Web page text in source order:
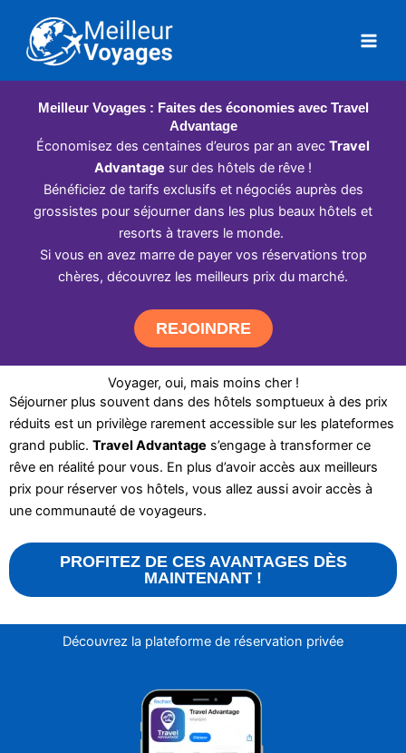
contenu
Meilleur Voyages : Faites des économies avec Travel
Advantage
Économisez des centaines d’euros par an avec Travel
Advantage sur des hôtels de rêve !
Bénéficiez de tarifs exclusifs et négociés auprès des
grossistes pour séjourner dans les plus beaux hôtels et
resorts à travers le monde.
Si vous en avez marre de payer vos réservations trop
chères, découvrez les meilleurs prix du marché.
REJOINDRE
Voyager, oui, mais moins cher !
Séjourner plus souvent dans des hôtels somptueux à des prix
réduits est un privilège rarement accessible sur les plateformes
grand public. Travel Advantage s’engage à transformer ce
rêve en réalité pour vous. En plus d’avoir accès aux meilleurs
prix pour réserver vos hôtels, vous allez aussi avoir accès à
une communauté de voyageurs.
PROFITEZ DE CES AVANTAGES DÈS
MAINTENANT !
Découvrez la plateforme de réservation privée